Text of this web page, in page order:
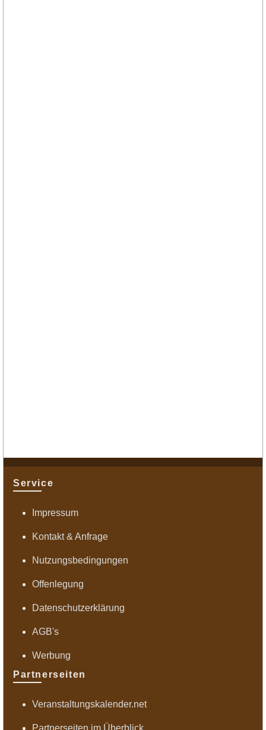
Service
Impressum
Kontakt & Anfrage
Nutzungsbedingungen
Offenlegung
Datenschutzerklärung
AGB's
Werbung
Partnerseiten
Veranstaltungskalender.net